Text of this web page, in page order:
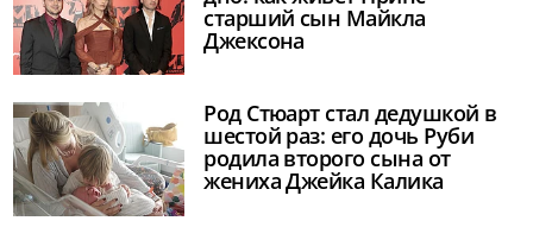
старший сын Майкла
Джексона
Род Стюарт стал дедушкой в
шестой раз: его дочь Руби
родила второго сына от
жениха Джейка Калика